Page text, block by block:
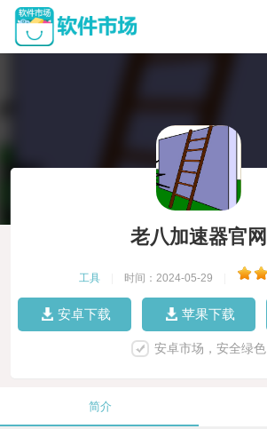
老八加速器官网
工具 时间：2024-05-29
安卓下载 苹果下载
安卓市场，安全绿色
简介